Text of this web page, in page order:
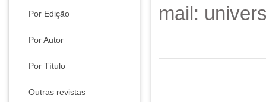
Por Edição
Por Autor
Por Título
Outras revistas
mail: